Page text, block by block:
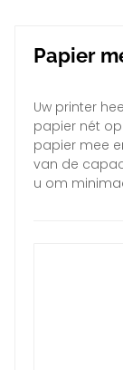
Papier
Uw printer
papier nét
papier mee
van de
u om